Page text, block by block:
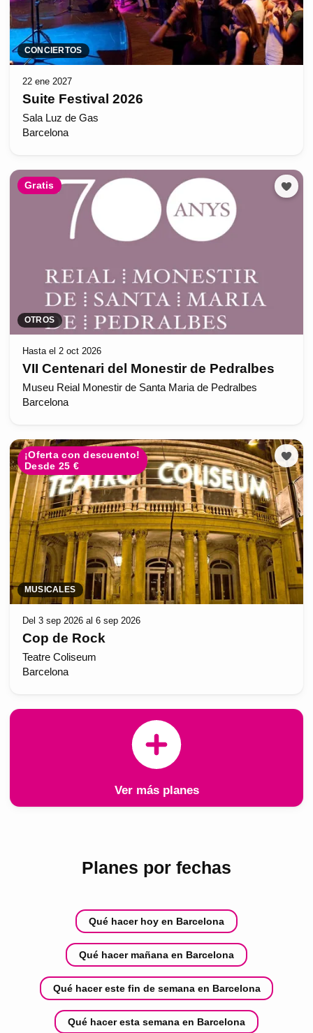
CONCIERTOS
22 ene 2027
Suite Festival 2026
Sala Luz de Gas
Barcelona
Gratis
OTROS
Hasta el 2 oct 2026
VII Centenari del Monestir de Pedralbes
Museu Reial Monestir de Santa Maria de Pedralbes
Barcelona
¡Oferta con descuento!
Desde 25 €
MUSICALES
Del 3 sep 2026 al 6 sep 2026
Cop de Rock
Teatre Coliseum
Barcelona
Ver más planes
Planes por fechas
Qué hacer hoy en Barcelona
Qué hacer mañana en Barcelona
Qué hacer este fin de semana en Barcelona
Qué hacer esta semana en Barcelona